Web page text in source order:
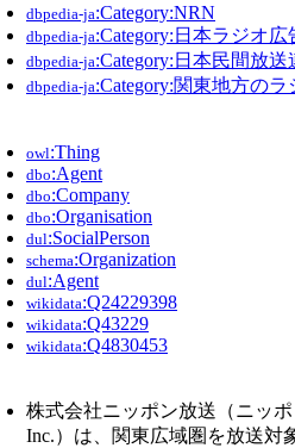
dbpedia-ja:Category:NRN
dbpedia-ja:Category:日本ラジオ
dbpedia-ja:Category:日本民間放
dbpedia-ja:Category:関東地方のラ
owl:Thing
dbo:Agent
dbo:Company
dbo:Organisation
dul:SocialPerson
schema:Organization
dul:Agent
wikidata:Q24229398
wikidata:Q43229
wikidata:Q4830453
株式会社ニッポン放送（ニッポ
Inc.）は、関東広域圏を放送対